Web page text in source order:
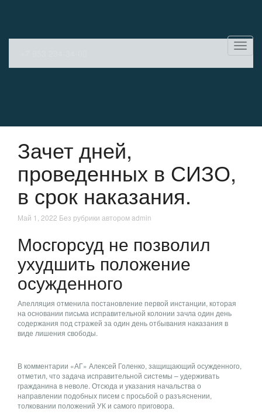
Зачет дней,
проведенных в СИЗО,
в срок наказания.
Май 1, 2022 Без рубрики автором admin
Мосгорсуд не позволил
ухудшить положение
осужденного
Апелляция отменила постановление первой инстанции, которая
на основании письма исправительной колонии зачла один день
содержания под стражей за один день отбывания наказания в
виде лишения свободы.
В комментарии «АГ» Алексей Голенко, защищающий осужденного,
отметил, что задача исправительной системы – удерживать
гражданина в неволе. Отсюда и указания начальства о
направлении подобных писем с просьбой о разъяснении,
толковании положений УК и самого приговора.